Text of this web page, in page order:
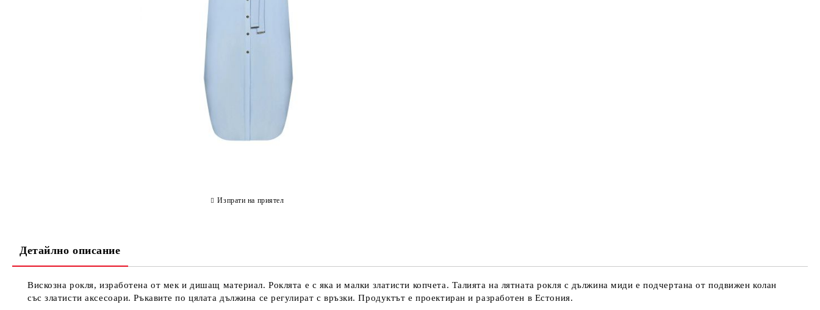
Изпрати на приятел
Детайлно описание
Вискозна рокля, изработена от мек и дишащ материал. Роклята е с яка и малки златисти копчета. Талията на лятната рокля с дължина миди е подчертана от подвижен колан
със златисти аксесоари. Ръкавите по цялата дължина се регулират с връзки. Продуктът е проектиран и разработен в Естония.